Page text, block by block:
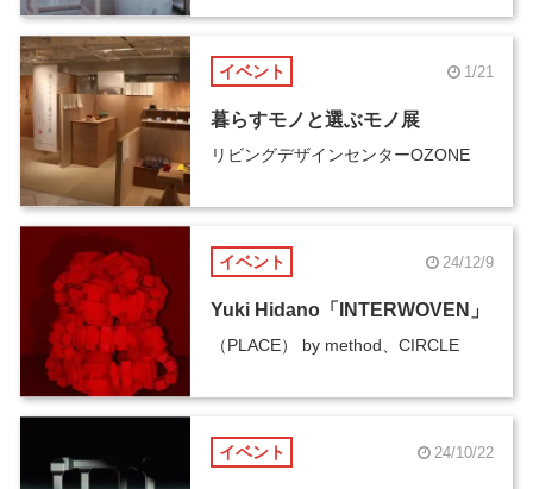
イベント 1/21
暮らすモノと選ぶモノ展
リビングデザインセンターOZONE
イベント 24/12/9
Yuki Hidano「INTERWOVEN」
（PLACE） by method、CIRCLE
イベント 24/10/22